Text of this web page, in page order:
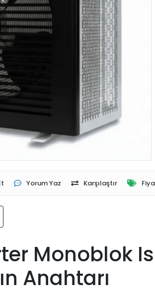
Yorum Yaz Karşılaştır
Monoblok
Anahtarı